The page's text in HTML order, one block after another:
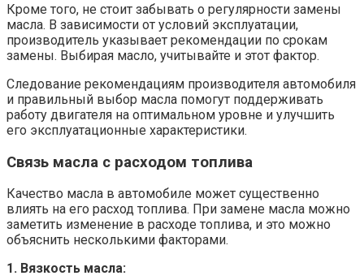
Кроме того, не стоит забывать о регулярности замены
масла. В зависимости от условий эксплуатации,
производитель указывает рекомендации по срокам
замены. Выбирая масло, учитывайте и этот фактор.
Следование рекомендациям производителя автомобиля
и правильный выбор масла помогут поддерживать
работу двигателя на оптимальном уровне и улучшить
его эксплуатационные характеристики.
Связь масла с расходом топлива
Качество масла в автомобиле может существенно
влиять на его расход топлива. При замене масла можно
заметить изменение в расходе топлива, и это можно
объяснить несколькими факторами.
1. Вязкость масла: